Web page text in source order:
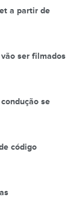
a partir de
ser filmados
se
código